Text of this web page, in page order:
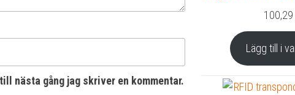
nästa gång jag skriver en kommentar.
100,29
Lägg till i